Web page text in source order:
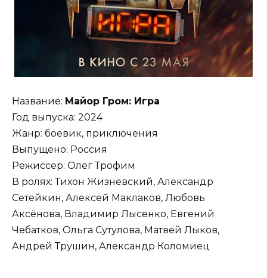
Название: Майор Гром: Игра
Год выпуска: 2024
Жанр: боевик, приключения
Выпущено: Россия
Режиссер: Олег Трофим
В ролях: Тихон Жизневский, Александр
Сетейкин, Алексей Маклаков, Любовь
Аксёнова, Владимир Лысенко, Евгений
Чебатков, Ольга Сутулова, Матвей Лыков,
Андрей Трушин, Александр Коломиец